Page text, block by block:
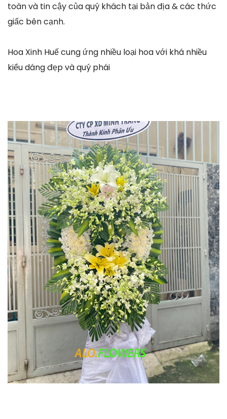
toàn và tin cậy của quý khách tại bản địa & các thức
giấc bên cạnh.
Hoa Xinh Huế cung ứng nhiều loại hoa với khá nhiều
kiểu dáng đẹp và quý phái